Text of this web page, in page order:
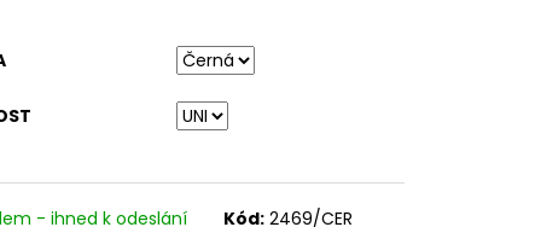
- ihned k odeslání Kód: 2469/CER